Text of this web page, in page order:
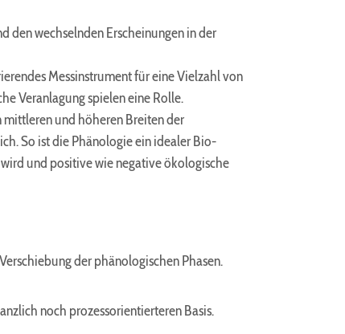
den wechselnden Erscheinungen in der
Messinstrument für eine Vielzahl von
Veranlagung spielen eine Rolle.
und höheren Breiten der
So ist die Phänologie ein idealer Bio-
und positive wie negative ökologische
der phänologischen Phasen.
noch prozessorientierteren Basis.